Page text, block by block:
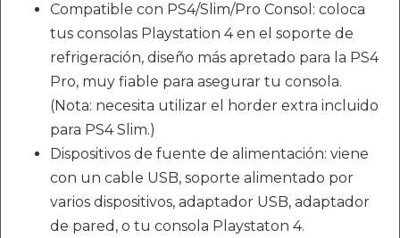
Compatible con PS4/Slim/Pro Consol: coloca
tus consolas Playstation 4 en el soporte de
refrigeración, diseño más apretado para la PS4
Pro, muy fiable para asegurar tu consola.
(Nota: necesita utilizar el horder extra incluido
para PS4 Slim.)
Dispositivos de fuente de alimentación: viene
con un cable USB, soporte alimentado por
varios dispositivos, adaptador USB, adaptador
de pared, o tu consola Playstaton 4.